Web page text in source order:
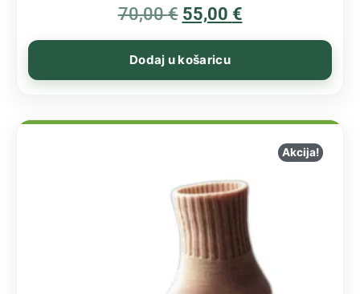
70,00€ 55,00 €
Dodaj u košaricu
Akcija!